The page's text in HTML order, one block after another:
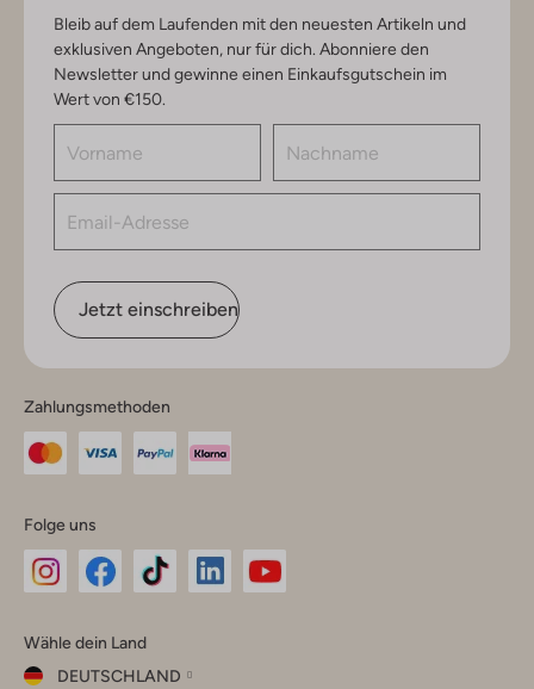
Bleib auf dem Laufenden mit den neuesten Artikeln und
exklusiven Angeboten, nur für dich. Abonniere den
Newsletter und gewinne einen Einkaufsgutschein im
Wert von €150.
Jetzt einschreiben
Zahlungsmethoden
Folge uns
Instagram
Facebook
TikTok
Wähle dein Land
DEUTSCHLAND